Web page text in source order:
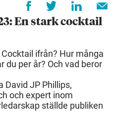
En stark cocktail
ifrån? Hur många
du per år? Och vad beror
David JP Phillips,
och expert inom
ställde publiken